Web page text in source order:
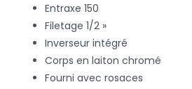
Entraxe 150
Filetage 1/2 »
Inverseur intégré
Corps en laiton chromé
Fourni avec rosaces